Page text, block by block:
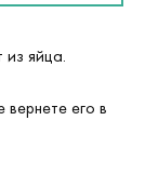
из яйца.
его в